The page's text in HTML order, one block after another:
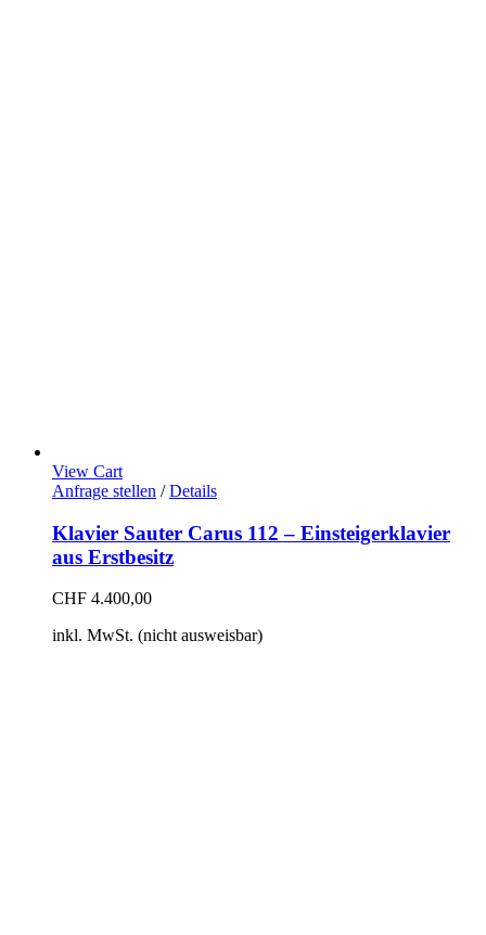
View Cart
Anfrage stellen / Details
Klavier Sauter Carus 112 – Einsteigerklavier
aus Erstbesitz
CHF 4.400,00
inkl. MwSt. (nicht ausweisbar)